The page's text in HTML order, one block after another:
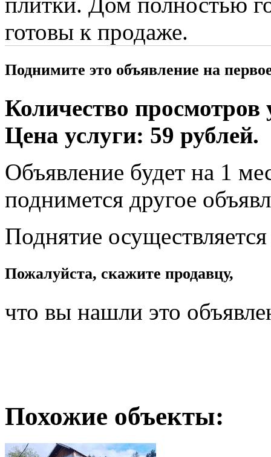
готовы к продаже.
Поднимите это объявление на
Количество просмотров
Цена услуги: 59 рублей.
Объявление будет на 1
поднимется другое
Поднятие
Пожалуйста, скажите продавцу,
что вы нашли это
Похожие объекты: